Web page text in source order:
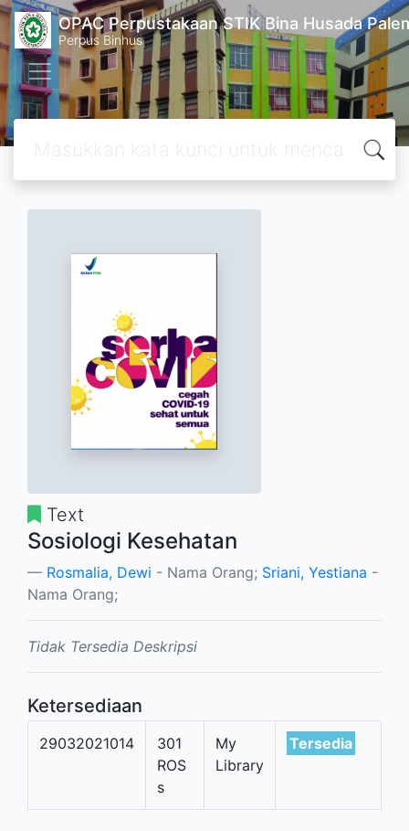
OPAC Perpustakaan STIK Bina Husada
Perpus Binhus
Text
Sosiologi Kesehatan
Rosmalia, Dewi - Nama Orang; Sriani, Yestiana -
Nama Orang;
Tidak Tersedia Deskripsi
Ketersediaan
29032021014
301
ROS
s
My
Library
Tersedia